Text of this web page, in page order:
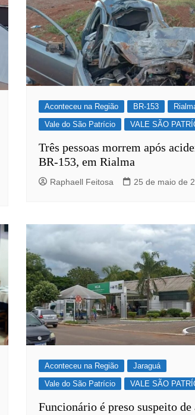
Aconteceu na Região BR-153
Vale do São Patrício
VALE SÃO
Três pessoas morrem após
BR-153, em Rialma
Raphaell Feitosa 25 de maio de
Aconteceu na Região
Jaraguá
Vale do São Patrício
VALE SÃO
Funcionário é preso suspeito de